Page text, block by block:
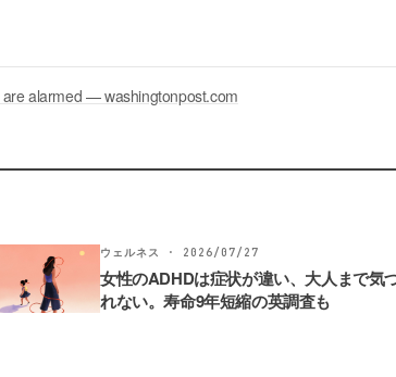
alarmed — washingtonpost.com
ウェルネス · 2026/07/27
女性のADHDは症状が違い、大人まで気
れない。寿命9年短縮の英調査も